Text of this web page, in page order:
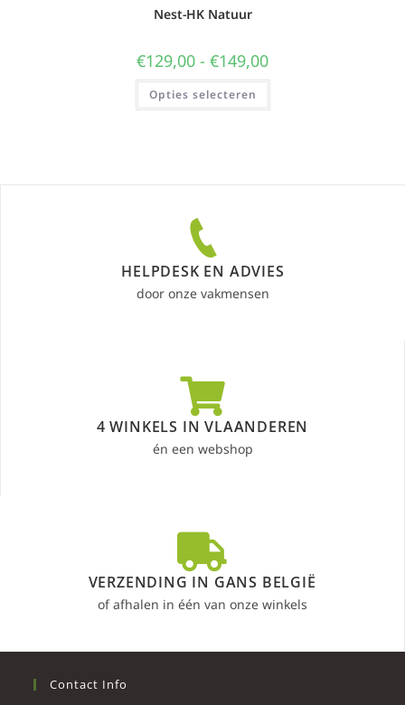
Nest-HK Natuur
€129,00 - €149,00
Opties selecteren
HELPDESK EN ADVIES
door onze vakmensen
4 WINKELS IN VLAANDEREN
én een webshop
VERZENDING IN GANS BELGIË
of afhalen in één van onze winkels
Contact Info